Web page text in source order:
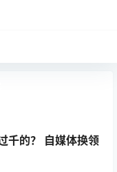
千的？ 自媒体换领